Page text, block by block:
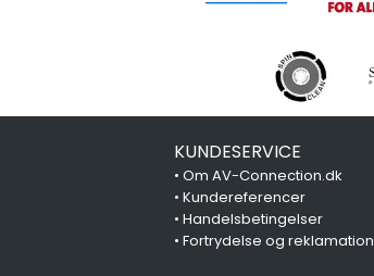
KUNDESERVICE
• Om AV-Connection.dk
• Kundereferencer
• Handelsbetingelser
• Fortrydelse og reklamation